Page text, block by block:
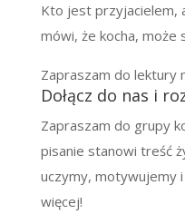
Kto jest przyjacielem,
mówi, że kocha, może
Zapraszam do lektury
Dołącz do nas i
Zapraszam do grupy
pisanie stanowi treść
uczymy, motywujemy
więcej!